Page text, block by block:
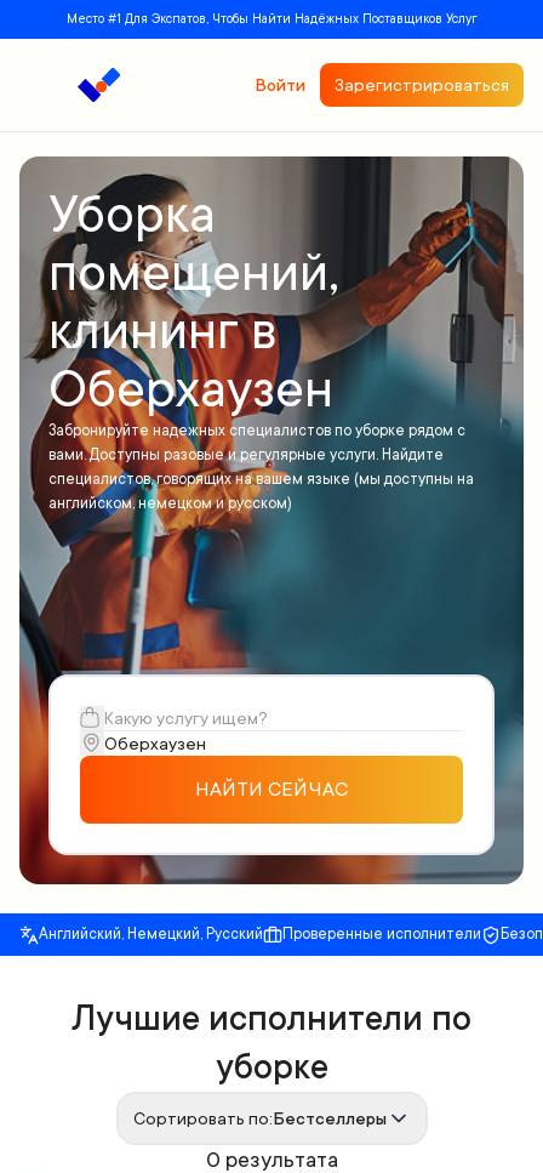
Место #1 Для Экспатов, Чтобы Найти Надёжных Поставщиков Услуг
Войти Зарегистрироваться
Уборка
помещений,
клининг в
Оберхаузен
Забронируйте надежных специалистов по уборке рядом с
вами. Доступны разовые и регулярные услуги. Найдите
специалистов, говорящих на вашем языке (мы доступны на
английском, немецком и русском)
НАЙТИ СЕЙЧАС
Английский, Немецкий, Русский Проверенные исполнители
0 результата
Лучшие исполнители по
уборке
Сортировать по:Бестселлеры